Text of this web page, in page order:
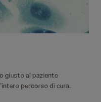
giusto al paziente
percorso di cura.